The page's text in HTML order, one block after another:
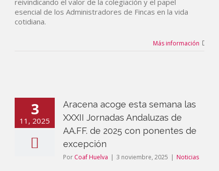
reivindicando el valor de la colegiación y el papel
esencial de los Administradores de Fincas en la vida
cotidiana.
Más información
3
11, 2025
Aracena acoge esta semana las
XXXII Jornadas Andaluzas de
AA.FF. de 2025 con ponentes de
excepción
Por Coaf Huelva | 3 noviembre, 2025 | Noticias